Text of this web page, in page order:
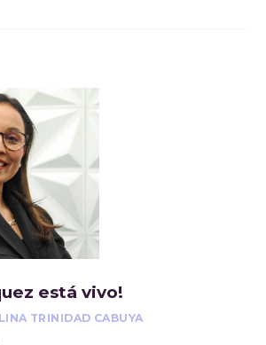
está vivo!
TRINIDAD CABUYA